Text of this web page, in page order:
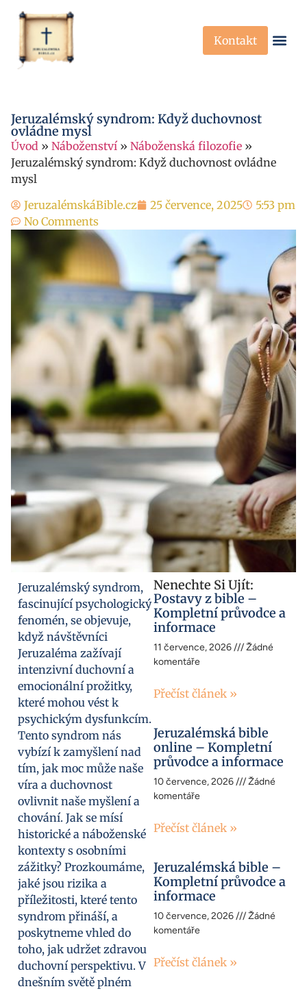
Kontakt
Jeruzalémský syndrom: Když duchovnost
ovládne mysl
Úvod » Náboženství » Náboženská filozofie »
Jeruzalémský syndrom: Když duchovnost ovládne
mysl
JeruzalémskáBible.cz
25 července, 2025
5:53 pm
No Comments
Jeruzalémský syndrom,
fascinující psychologický
fenomén, se objevuje,
když návštěvníci
Jeruzaléma zažívají
intenzivní duchovní a
emocionální prožitky,
které mohou vést k
psychickým dysfunkcím.
Tento syndrom nás
vybízí k zamyšlení nad
tím, jak moc může naše
víra a duchovnost
ovlivnit naše myšlení a
chování. Jak se mísí
historické a náboženské
kontexty s osobními
zážitky? Prozkoumáme,
jaké jsou rizika a
příležitosti, které tento
syndrom přináší, a
poskytneme vhled do
toho, jak udržet zdravou
duchovní perspektivu. V
dnešním světě plném
Nenechte Si Ujít:
Postavy z bible –
Kompletní průvodce a
informace
11 července, 2026
Žádné
komentáře
Přečíst článek »
Jeruzalémská bible
online – Kompletní
průvodce a informace
10 července, 2026
Žádné
komentáře
Přečíst článek »
Jeruzalémská bible –
Kompletní průvodce a
informace
10 července, 2026
Žádné
komentáře
Přečíst článek »